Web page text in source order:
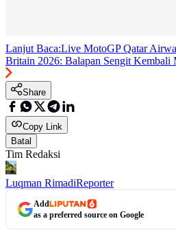
Lanjut Baca:Live MotoGP Qatar
Britain 2026: Balapan Sengit
Share
Copy Link
Batal
Tim Redaksi
Luqman RimadiReporter
Add
as a preferred source on Google